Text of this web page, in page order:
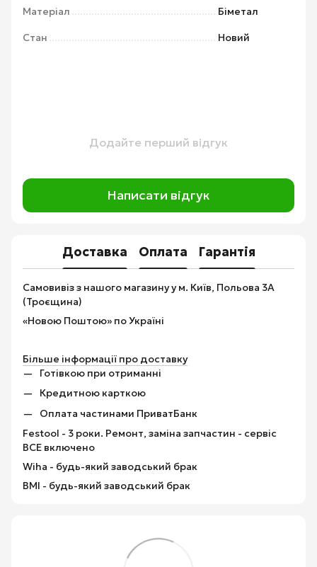
Матеріал Біметал
Стан Новий
Додайте перший відгук
Написати відгук
Доставка Оплата Гарантія
Самовивіз з нашого магазину у м. Київ, Польова 3А
(Троєщина)
«Новою Поштою» по Україні
Більше інформації про доставку
Готівкою при отриманні
Кредитною карткою
Оплата частинами ПриватБанк
Festool - 3 роки. Ремонт, заміна запчастин - сервіс
ВСЕ включено
Wiha - будь-який заводський брак
BMI - будь-який заводський брак